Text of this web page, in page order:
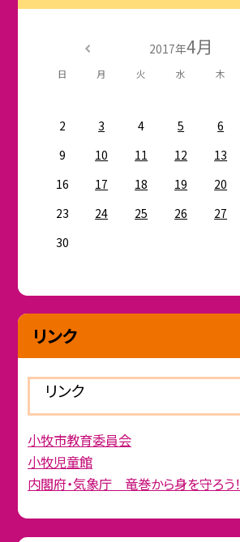
2017年4月
日 月 火 水 木
2
3 4 5 6
9
10 11 12 13
16
17 18 19 20
23
24 25 26 27
30
リンク
リンク
小牧市教育委員会
小牧児童館
内閣府・気象庁 竜巻から身を守ろう！